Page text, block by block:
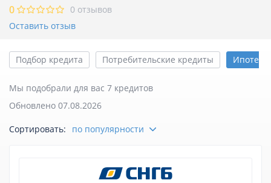
программ на сегодня 7.
Карты
Банкоматы
0
0 отзывов
Оставить отзыв
Подбор кредита Потребительские кредиты Ипотека
Мы подобрали для вас 7 кредитов
Обновлено 07.08.2026
Сортировать: по популярности